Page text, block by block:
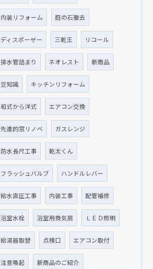
内装リフォーム 庭の石撤去
ディスポーザー 三乾王 リコール
排水管詰まり ネオレスト 新商品
豆知識 キッチンリフォーム
和式から洋式 エアコン交換
先進的窓リノベ ガスレンジ
防水長尺工事 乾太くん
フラッシュバルブ ハンドルレバー
給水直圧工事 内装工事 配管補修
浴室水栓 浴室用換気扇 ＬＥＤ照明
給湯器取替 点検口 エアコン取付
注意喚起 新商品のご紹介